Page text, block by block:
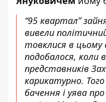
“95 квартал”
вивели
товклися в цьому
подобалося, коли
представників
карикатурно.
бачення і уява